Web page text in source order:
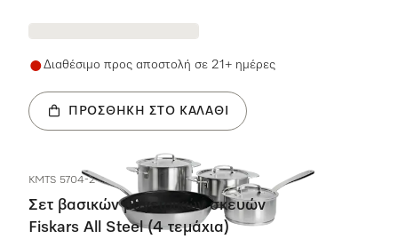
Διαθέσιμο προς αποστολή σε 21+ ημέρες
ΠΡΟΣΘΉΚΗ ΣΤΟ ΚΑΛΆΘΙ
KMTS 5704-2
Σετ βασικών μαγειρικών σκευών
Fiskars All Steel (4 τεμάχια)